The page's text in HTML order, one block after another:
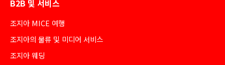
B2B 및 서비스
조지아 MICE 여행
조지아의 물류 및 미디어 서비스
조지아 웨딩